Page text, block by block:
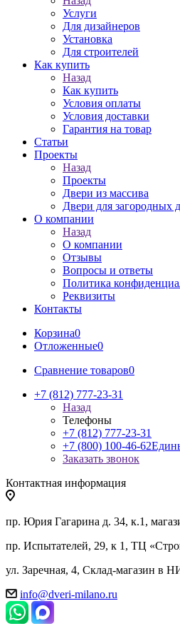
Услуги
Для дизайнеров
Установка
Для строителей
Как купить
Назад
Как купить
Условия оплаты
Условия доставки
Гарантия на товар
Статьи
Проекты
Назад
Проекты
Двери из массива
Двери для загородных
О компании
Назад
О компании
Отзывы
Вопросы и ответы
Политика
Реквизиты
Контакты
Корзина0
Отложенные0
Сравнение товаров0
+7 (812) 777-23-31
Назад
Телефоны
+7 (812) 777-23-31
+7 (800) 100-46-62
Заказать звонок
Контактная информация
пр. Юрия Гагарина д. 34, к.1,
пр. Испытателей, 29, к 1, ТЦ
ул. Заречная, 4, Склад-магазин в
info@dveri-milano.ru